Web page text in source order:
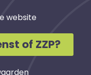
website
of ZZP?